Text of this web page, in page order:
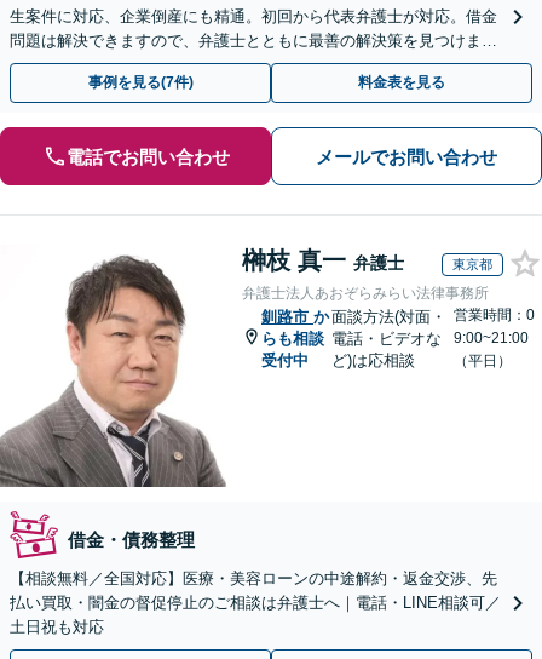
生案件に対応、企業倒産にも精通。初回から代表弁護士が対応。借金
問題は解決できますので、弁護士とともに最善の解決策を見つけまし
ょう【初回相談無料】【法テラス利用可】
事例を見る(7件) 料金表を見る
電話でお問い合わせ メールでお問い合わせ
榊枝 真一 弁護士 東京都
弁護士法人あおぞらみらい法律事務所
釧路市 か
らも相談
受付中
面談方法(対面・
電話・ビデオな
ど)は応相談
営業時間：0
9:00~21:00
（平日）
借金・債務整理
【相談無料／全国対応】医療・美容ローンの中途解約・返金交渉、先
払い買取・闇金の督促停止のご相談は弁護士へ｜電話・LINE相談可／
土日祝も対応